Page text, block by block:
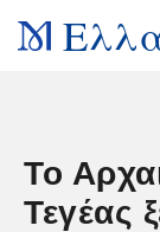
Το
Τεγέας